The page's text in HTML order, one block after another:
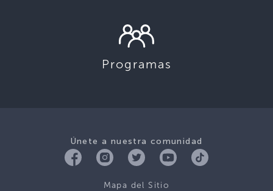
Programas
Únete a nuestra comunidad
Mapa del Sitio